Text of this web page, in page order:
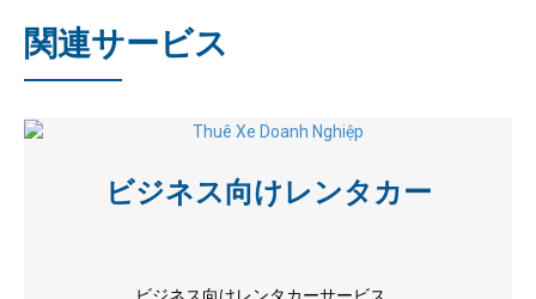
関連サービス
ビジネス向けレンタカー
ビジネス向けレンタカーサービス ...